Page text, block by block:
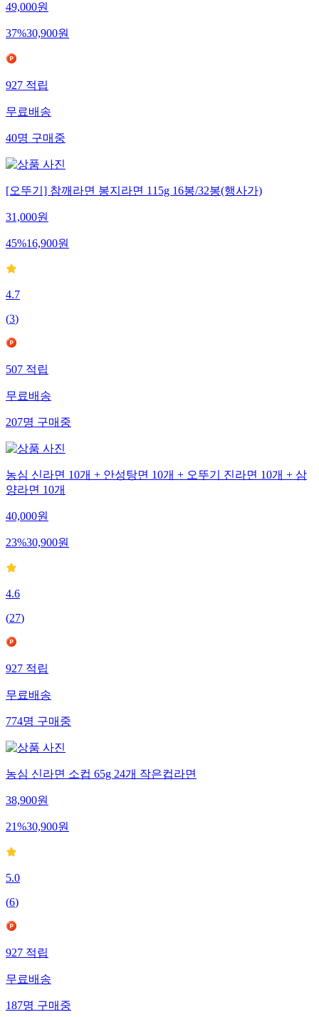
49,000원
37%30,900원
927적립
무료배송
40명구매중
[오뚜기] 참깨라면 봉지라면 115g 16봉/32봉(행사가)
31,000원
45%16,900원
4.7
(3)
507적립
무료배송
207명구매중
농심 신라면 10개 + 안성탕면 10개 + 오뚜기 진라면 10개 + 삼
양라면 10개
40,000원
23%30,900원
4.6
(27)
927적립
무료배송
774명구매중
농심 신라면 소컵 65g 24개 작은컵라면
38,900원
21%30,900원
5.0
(6)
927적립
무료배송
187명구매중